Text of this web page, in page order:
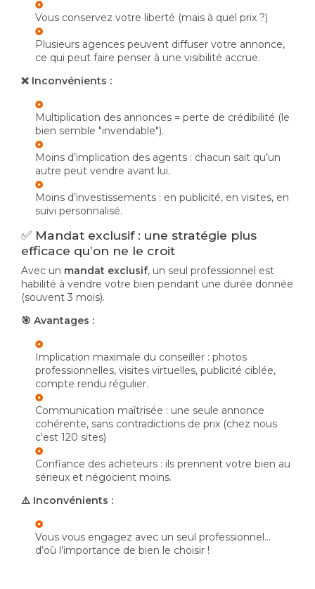
Vous conservez votre liberté (mais à quel prix ?)
Plusieurs agences peuvent diffuser votre annonce,
ce qui peut faire penser à une visibilité accrue.
❌ Inconvénients :
Multiplication des annonces = perte de crédibilité (le
bien semble "invendable").
Moins d’implication des agents : chacun sait qu’un
autre peut vendre avant lui.
Moins d’investissements : en publicité, en visites, en
suivi personnalisé.
✅ Mandat exclusif : une stratégie plus
efficace qu’on ne le croit
Avec un mandat exclusif, un seul professionnel est
habilité à vendre votre bien pendant une durée donnée
(souvent 3 mois).
🎯 Avantages :
Implication maximale du conseiller : photos
professionnelles, visites virtuelles, publicité ciblée,
compte rendu régulier.
Communication maîtrisée : une seule annonce
cohérente, sans contradictions de prix (chez nous
c'est 120 sites)
Confiance des acheteurs : ils prennent votre bien au
sérieux et négocient moins.
⚠️ Inconvénients :
Vous vous engagez avec un seul professionnel…
d’où l’importance de bien le choisir !